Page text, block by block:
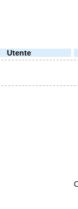
Utente